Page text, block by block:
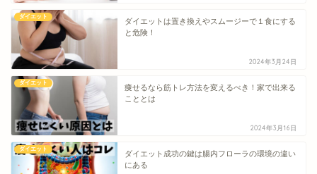
ダイエット
ダイエットは置き換えやスムージーで１食にする
と危険！
2024年3月24日
ダイエット
痩せるなら筋トレ方法を変えるべき！家で出来る
こととは
2024年3月16日
ダイエット
ダイエット成功の鍵は腸内フローラの環境の違い
にある